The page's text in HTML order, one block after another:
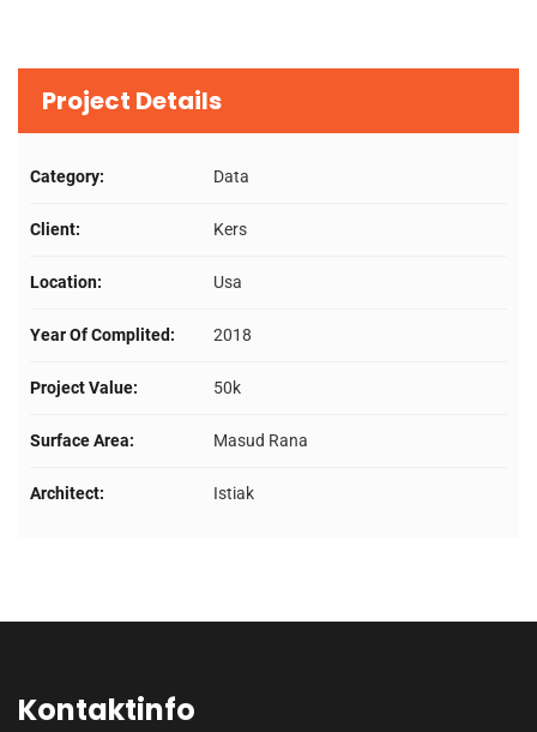
Project Details
Category: Data
Client: Kers
Location: Usa
Year Of Complited: 2018
Project Value: 50k
Surface Area: Masud Rana
Architect: Istiak
Kontaktinfo